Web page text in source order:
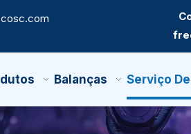
Balanças Serviço